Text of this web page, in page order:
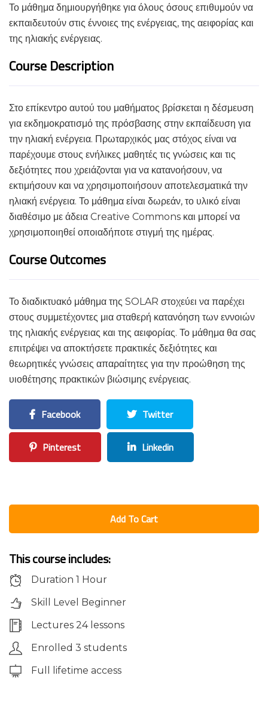
Το μάθημα δημιουργήθηκε για όλους όσους επιθυμούν να
εκπαιδευτούν στις έννοιες της ενέργειας, της αειφορίας και
της ηλιακής ενέργειας.
Course Description
Στο επίκεντρο αυτού του μαθήματος βρίσκεται η δέσμευση
για εκδημοκρατισμό της πρόσβασης στην εκπαίδευση για
την ηλιακή ενέργεια. Πρωταρχικός μας στόχος είναι να
παρέχουμε στους ενήλικες μαθητές τις γνώσεις και τις
δεξιότητες που χρειάζονται για να κατανοήσουν, να
εκτιμήσουν και να χρησιμοποιήσουν αποτελεσματικά την
ηλιακή ενέργεια. Το μάθημα είναι δωρεάν, το υλικό είναι
διαθέσιμο με άδεια Creative Commons και μπορεί να
χρησιμοποιηθεί οποιαδήποτε στιγμή της ημέρας.
Course Outcomes
Το διαδικτυακό μάθημα της SOLAR στοχεύει να παρέχει
στους συμμετέχοντες μια σταθερή κατανόηση των εννοιών
της ηλιακής ενέργειας και της αειφορίας. Το μάθημα θα σας
επιτρέψει να αποκτήσετε πρακτικές δεξιότητες και
θεωρητικές γνώσεις απαραίτητες για την προώθηση της
υιοθέτησης πρακτικών βιώσιμης ενέργειας.
Facebook
Twitter
Pinterest
Linkedin
Add To Cart
This course includes:
Duration 1 Hour
Skill Level Beginner
Lectures 24 lessons
Enrolled 3 students
Full lifetime access